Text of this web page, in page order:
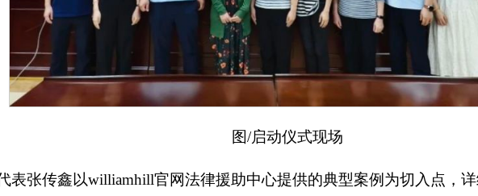
图/启动仪式现场
表张传鑫以williamhill官网法律援助中心提供的典型案例为切入点，